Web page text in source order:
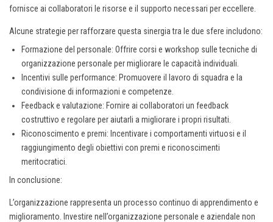
fornisce ai collaboratori le risorse e il supporto necessari per eccellere.
Alcune strategie per rafforzare questa sinergia tra le due sfere includono:
Formazione del personale: Offrire corsi e workshop sulle tecniche di
organizzazione personale per migliorare le capacità individuali.
Incentivi sulle performance: Promuovere il lavoro di squadra e la
condivisione di informazioni e competenze.
Feedback e valutazione: Fornire ai collaboratori un feedback
costruttivo e regolare per aiutarli a migliorare i propri risultati.
Riconoscimento e premi: Incentivare i comportamenti virtuosi e il
raggiungimento degli obiettivi con premi e riconoscimenti
meritocratici.
In conclusione:
L’organizzazione rappresenta un processo continuo di apprendimento e
miglioramento. Investire nell’organizzazione personale e aziendale non